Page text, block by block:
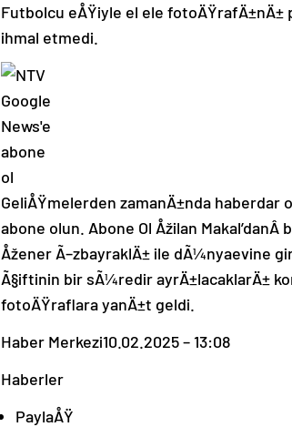
Futbolcu eÅŸiyle el ele
ihmal etmedi.
GeliÅŸmelerden zamanÄ±nda
abone olun. Abone Ol Åžilan
Åžener Ã–zbayraklÄ± ile dÃ¼nyaevine
Ã§iftinin bir sÃ¼redir ayrÄ±lacaklarÄ±
fotoÄŸraflara yanÄ±t geldi.
Haber Merkezi10.02.2025 – 13:08
Haberler
PaylaÅŸ